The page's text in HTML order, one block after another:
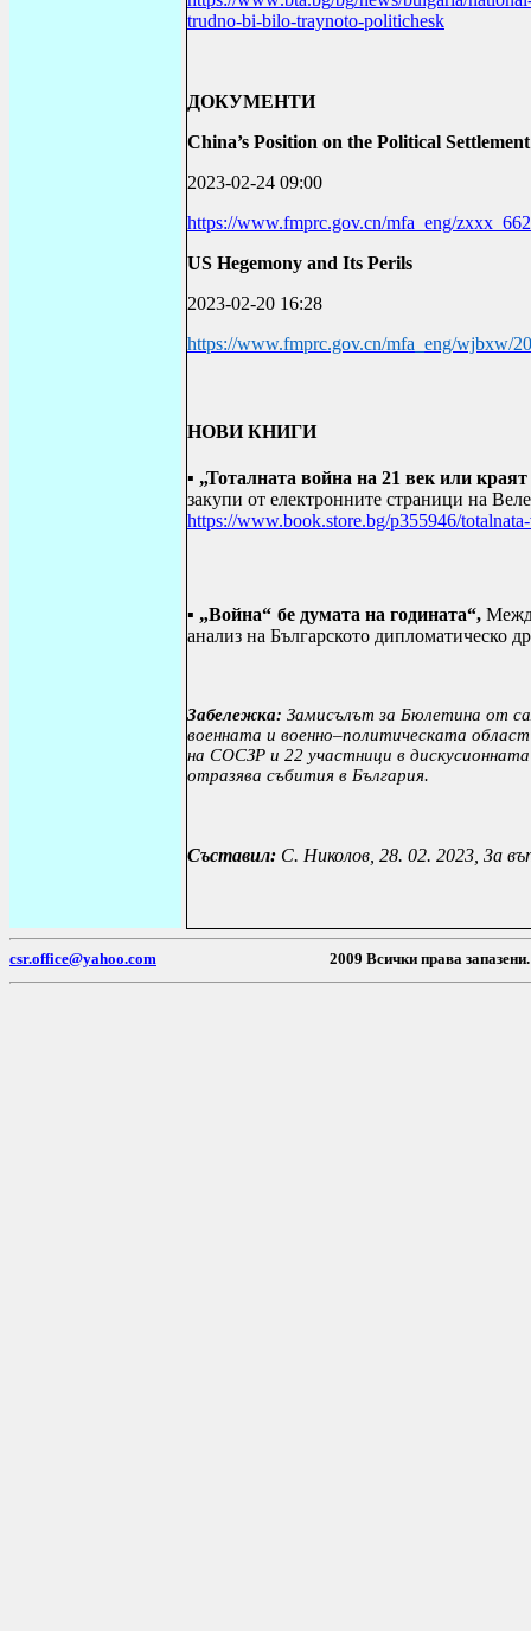
trudno-bi-bilo-traynoto-politichesk
ДОКУМЕНТИ
China’s Position on the Political
2023-02-24 09:00
https://www.fmprc.gov.cn/mfa_eng/
US Hegemony and Its Perils
2023-02-20 16:28
https://www.fmprc.gov.cn/mfa_eng/wjbxw/
НОВИ КНИГИ
▪ „Тоталната война на 21 век или
закупи от електронните страници на
https://www.book.store.bg/p355946/
▪ „Война“ бе думата на годината“,
анализ на Българското дипломатическо
Забележка: Замисълът за Бюлетина от
военната и военно–политическата
на СОСЗР и 22 участници в
отразява събития в България.
Съставил: С. Николов, 28. 02. 2023, За
csr.office@yahoo.com 2009 Всички